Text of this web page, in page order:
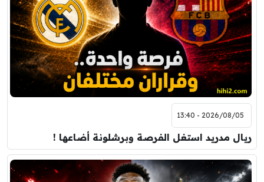
2026/08/05 - 13:40
ريال مدريد استغل الفرصة وبرشلونة أضاعها !